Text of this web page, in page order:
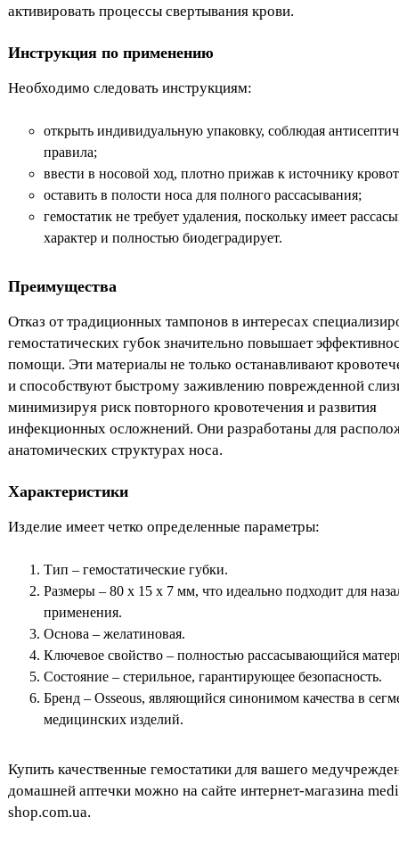
активировать процессы свертывания крови.
Инструкция по применению
Необходимо следовать инструкциям:
открыть индивидуальную упаковку, соблюдая
правила;
ввести в носовой ход, плотно прижав к источнику
оставить в полости носа для полного рассасывания;
гемостатик не требует удаления, поскольку имеет
характер и полностью биодеградирует.
Преимущества
Отказ от традиционных тампонов в интересах
гемостатических губок значительно повышает
помощи. Эти материалы не только останавливают
и способствуют быстрому заживлению поврежденной
минимизируя риск повторного кровотечения и развития
инфекционных осложнений. Они разработаны для
анатомических структурах носа.
Характеристики
Изделие имеет четко определенные параметры:
Тип – гемостатические губки.
Размеры – 80 x 15 x 7 мм, что идеально подходит для
применения.
Основа – желатиновая.
Ключевое свойство – полностью рассасывающийся
Состояние – стерильное, гарантирующее безопасность.
Бренд – Osseous, являющийся синонимом качества в
медицинских изделий.
Купить качественные гемостатики для вашего
домашней аптечки можно на сайте интернет-магазина
shop.com.ua.